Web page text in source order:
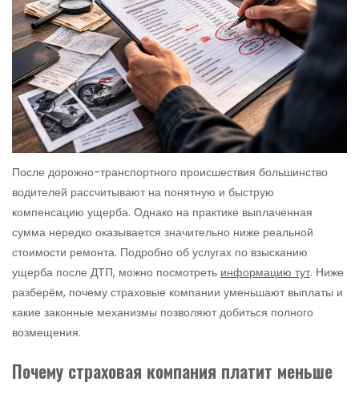
После дорожно-транспортного происшествия большинство
водителей рассчитывают на понятную и быструю
компенсацию ущерба. Однако на практике выплаченная
сумма нередко оказывается значительно ниже реальной
стоимости ремонта. Подробно об услугах по взысканию
ущерба после ДТП, можно посмотреть информацию тут. Ниже
разберём, почему страховые компании уменьшают выплаты и
какие законные механизмы позволяют добиться полного
возмещения.
Почему страховая компания платит меньше